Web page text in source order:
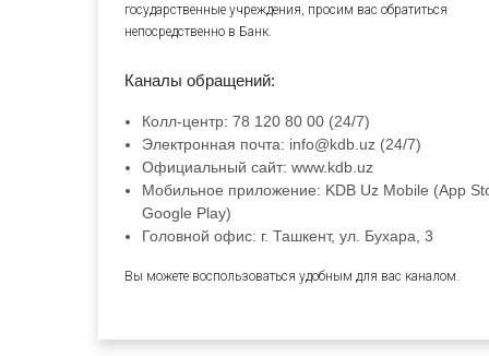
государственные учреждения, просим вас обратиться
непосредственно в Банк.
Каналы обращений:
Колл-центр: 78 120 80 00 (24/7)
Электронная почта: info@kdb.uz (24/7)
Официальный сайт: www.kdb.uz
Мобильное приложение: KDB Uz Mobile (App
Google Play)
Головной офис: г. Ташкент, ул. Бухара, 3
Вы можете воспользоваться удобным для вас каналом.